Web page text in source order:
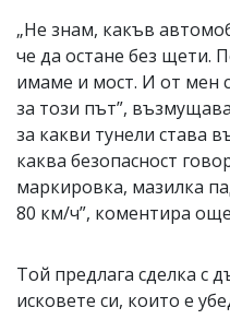
„Не знам, какъв
че да остане без щети.
имаме и мост. И от мен
за този път”,
за какви тунели става
каква безопасност
маркировка, мазилка
80 км/ч”, коментира
Той предлага сделка с
исковете си, които е